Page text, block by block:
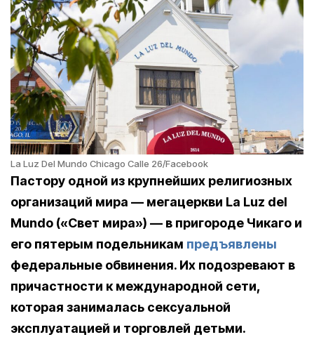
La Luz Del Mundo Chicago Calle 26/Facebook
Пастору одной из крупнейших религиозных
организаций мира — мегацеркви La Luz del
Mundo («Свет мира») — в пригороде Чикаго и
его пятерым подельникам предъявлены
федеральные обвинения. Их подозревают в
причастности к международной сети,
которая занималась сексуальной
эксплуатацией и торговлей детьми.